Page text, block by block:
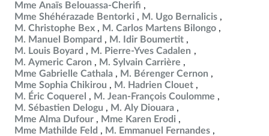
Mme Anaïs Belouassa-Cherifi
Mme Shéhérazade Bentorki
M. Ugo Bernalicis
M. Christophe Bex
M. Carlos Martens Bilongo
M. Manuel Bompard
M. Idir Boumertit
M. Louis Boyard
M. Pierre-Yves Cadalen
M. Aymeric Caron
M. Sylvain Carrière
Mme Gabrielle Cathala
M. Bérenger Cernon
Mme Sophia Chikirou
M. Hadrien Clouet
M. Éric Coquerel
M. Jean-François Coulomme
M. Sébastien Delogu
M. Aly Diouara
Mme Alma Dufour
Mme Karen Erodi
Mme Mathilde Feld
M. Emmanuel Fernandes